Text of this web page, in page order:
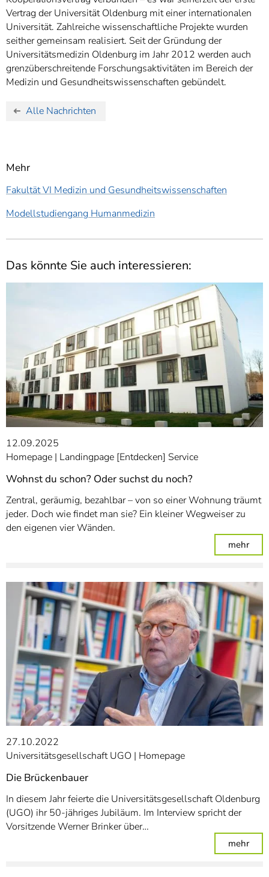
Vertrag der Universität Oldenburg mit einer internationalen
Universität. Zahlreiche wissenschaftliche Projekte wurden
seither gemeinsam realisiert. Seit der Gründung der
Universitätsmedizin Oldenburg im Jahr 2012 werden auch
grenzüberschreitende Forschungsaktivitäten im Bereich der
Medizin und Gesundheitswissenschaften gebündelt.
Alle Nachrichten
Mehr
Fakultät VI Medizin und Gesundheitswissenschaften
Modellstudiengang Humanmedizin
Das könnte Sie auch interessieren:
12.09.2025
Homepage Landingpage [Entdecken] Service
Wohnst du schon? Oder suchst du noch?
Zentral, geräumig, bezahlbar – von so einer Wohnung träumt
jeder. Doch wie findet man sie? Ein kleiner Wegweiser zu
den eigenen vier Wänden.
mehr:
27.10.2022
Universitätsgesellschaft UGO Homepage
Die Brückenbauer
In diesem Jahr feierte die Universitätsgesellschaft Oldenburg
(UGO) ihr 50-jähriges Jubiläum. Im Interview spricht der
Vorsitzende Werner Brinker über…
mehr: